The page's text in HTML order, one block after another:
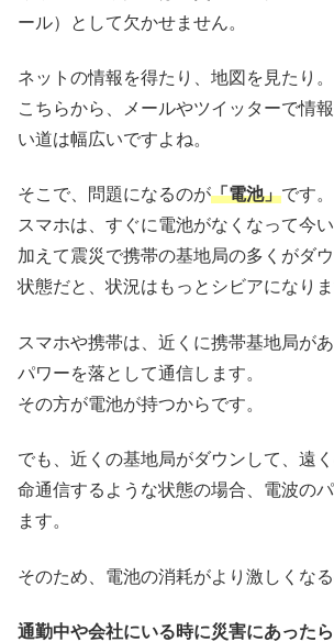
ール）として欠かせません。
ネットの情報を得たり、地図を見たり。
こちらから、メールやツイッターで情
い道は幅広いですよね。
そこで、問題になるのが「電池」です。
スマホは、すぐに電池がなくなって今い
加えて震災で携帯の基地局の多くがダ
状態だと、状況はもっとシビアになりま
スマホや携帯は、近くに携帯基地局が
パワーを落として通信します。
その方が電池が持つからです。
でも、近くの基地局がダウンして、遠
命通信するような状態の場合、電波の
ます。
そのため、電池の消耗がより激しくなる
通勤中や会社にいる時に災害にあった